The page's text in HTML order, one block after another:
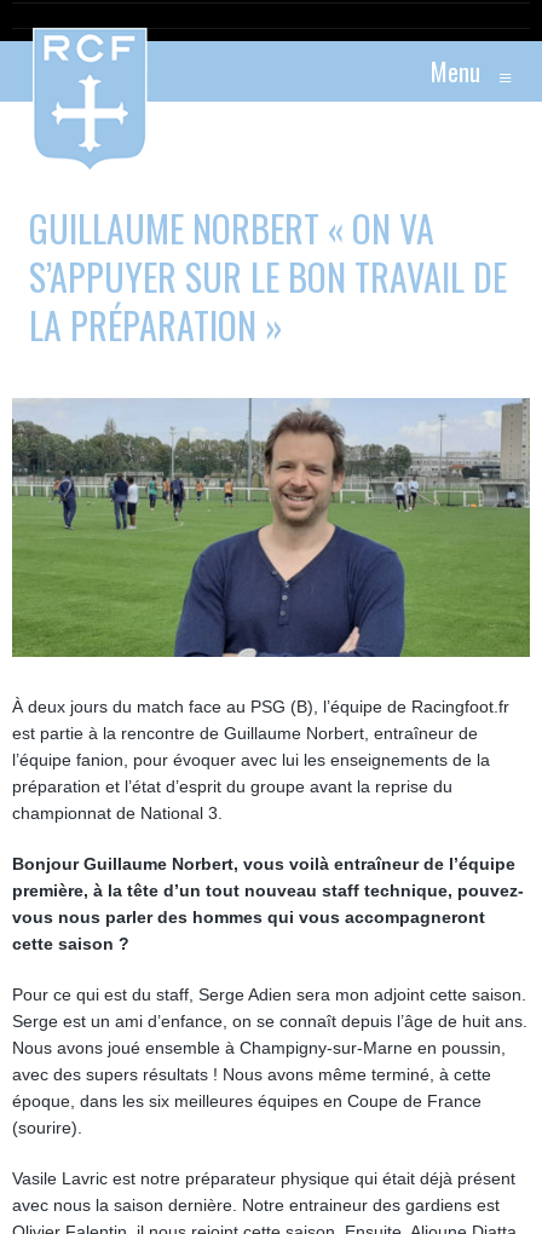
Menu ≡
GUILLAUME NORBERT « ON VA
S’APPUYER SUR LE BON TRAVAIL DE
LA PRÉPARATION »
À deux jours du match face au PSG (B), l’équipe de Racingfoot.fr
est partie à la rencontre de Guillaume Norbert, entraîneur de
l’équipe fanion, pour évoquer avec lui les enseignements de la
préparation et l’état d’esprit du groupe avant la reprise du
championnat de National 3.
Bonjour Guillaume Norbert, vous voilà entraîneur de l’équipe
première, à la tête d’un tout nouveau staff technique, pouvez-
vous nous parler des hommes qui vous accompagneront
cette saison ?
Pour ce qui est du staff, Serge Adien sera mon adjoint cette saison.
Serge est un ami d’enfance, on se connaît depuis l’âge de huit ans.
Nous avons joué ensemble à Champigny-sur-Marne en poussin,
avec des supers résultats ! Nous avons même terminé, à cette
époque, dans les six meilleures équipes en Coupe de France
(sourire).
Vasile Lavric est notre préparateur physique qui était déjà présent
avec nous la saison dernière. Notre entraineur des gardiens est